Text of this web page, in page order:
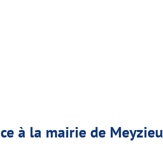
à la mairie de Meyzieu